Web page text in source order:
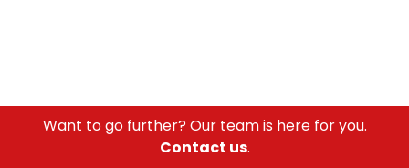
Want to go further? Our team is here for you.
Contact us.